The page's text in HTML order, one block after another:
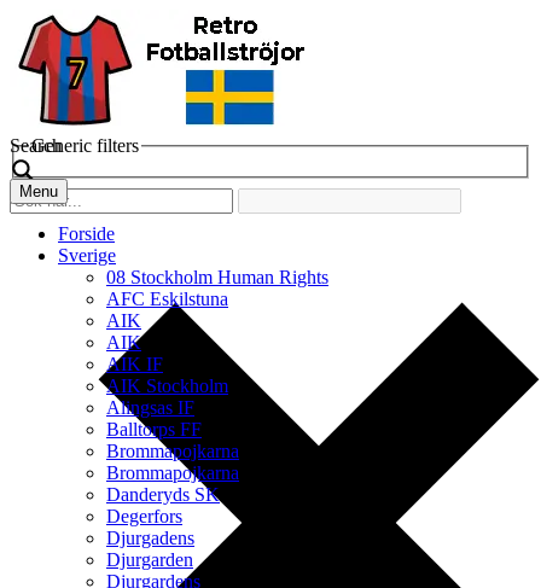
Search
Generic filters
Menu
Forside
Sverige
08 Stockholm Human Rights
AFC Eskilstuna
AIK
AIK
AIK IF
AIK Stockholm
Alingsas IF
Balltorps FF
Brommapojkarna
Brommapojkarna
Danderyds SK
Degerfors
Djurgadens
Djurgarden
Djurgardens